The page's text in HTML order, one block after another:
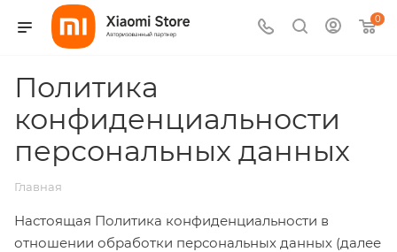
0
Политика
конфиденциальности
персональных данных
Главная
Настоящая Политика конфиденциальности в
отношении обработки персональных данных (далее